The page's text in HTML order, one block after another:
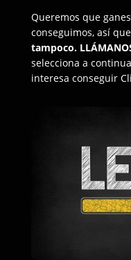
Queremos que
conseguimos, así
tampoco.
selecciona a
interesa conseguir